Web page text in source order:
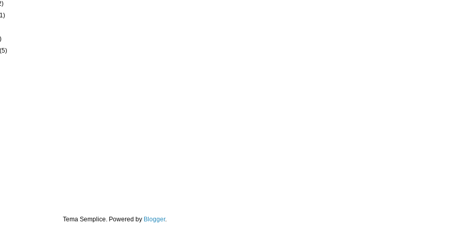
(5)
Tema Semplice. Powered by Blogger.